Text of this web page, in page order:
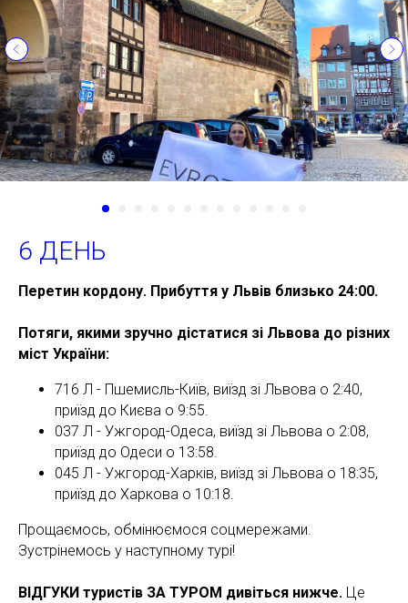
6 ДЕНЬ
Перетин кордону. Прибуття у Львів близько 24:00.
Потяги, якими зручно дістатися зі Львова до різних
міст України:
716 Л - Пшемисль-Київ, виїзд зі Львова о 2:40,
приїзд до Києва о 9:55.
037 Л - Ужгород-Одеса, виїзд зі Львова о 2:08,
приїзд до Одеси о 13:58.
045 Л - Ужгород-Харків, виїзд зі Львова о 18:35,
приїзд до Харкова о 10:18.
Прощаємось, обмінюємося соцмережами.
Зустрінемось у наступному турі!
ВІДГУКИ туристів ЗА ТУРОМ дивіться нижче. Це